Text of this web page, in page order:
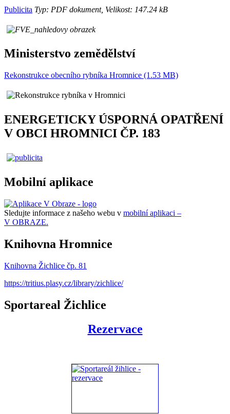
Publicita Typ: PDF dokument, Velikost: 147.24 kB
Ministerstvo zemědělství
Rekonstrukce obecního rybníka Hromnice (1.53 MB)
ENERGETICKY ÚSPORNÁ OPATŘENÍ
V OBCI HROMNICI ČP. 183
Mobilní aplikace
Sledujte informace z našeho webu v mobilní aplikaci –
V OBRAZE.
Knihovna Hromnice
Knihovna Žichlice čp. 81
https://tritius.plasy.cz/library/zichlice/
Sportareal Žichlice
Rezervace